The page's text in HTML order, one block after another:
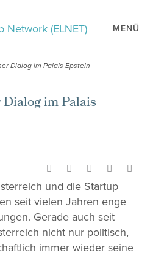
MENÜ
Dialog im Palais Epstein
im Palais
und die Startup
seit vielen Jahren enge
Gerade auch seit
nicht nur politisch,
immer wieder seine